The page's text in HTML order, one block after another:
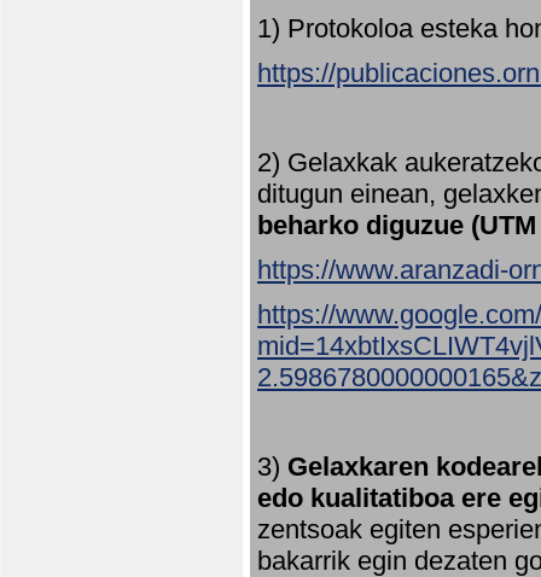
1) Protokoloa esteka
https://
2) Gelaxkak
ditugun einean,
beharko diguzue
https://www.aranzadi-
https://
3) Gelaxkaren
edo kualitatiboa ere
zentsoak egiten
bakarrik egin dezaten